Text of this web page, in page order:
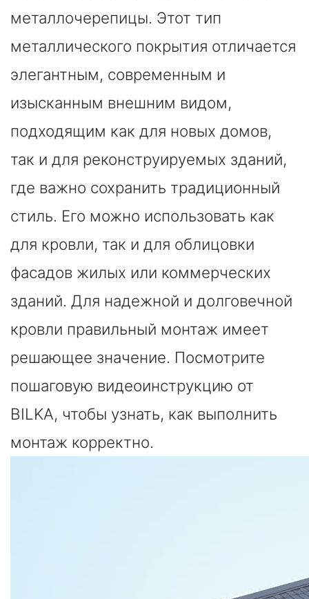
металлочерепицы. Этот тип
металлического покрытия отличается
элегантным, современным и
изысканным внешним видом,
подходящим как для новых домов,
так и для реконструируемых зданий,
где важно сохранить традиционный
стиль. Его можно использовать как
для кровли, так и для облицовки
фасадов жилых или коммерческих
зданий. Для надежной и долговечной
кровли правильный монтаж имеет
решающее значение. Посмотрите
пошаговую видеоинструкцию от
BILKA, чтобы узнать, как выполнить
монтаж корректно.